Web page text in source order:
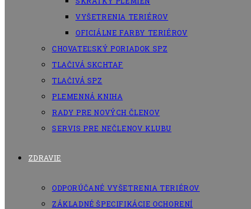
VYŠETRENIA TERIÉROV
OFICIÁLNE FARBY TERIÉROV
CHOVATEĽSKÝ PORIADOK SPZ
TLAČIVÁ SKCHTAF
TLAČIVÁ SPZ
PLEMENNÁ KNIHA
RADY PRE NOVÝCH ČLENOV
SERVIS PRE NEČLENOV KLUBU
ZDRAVIE
ODPORÚČANÉ VYŠETRENIA TERIÉROV
ZÁKLADNÉ ŠPECIFIKÁCIE OCHORENÍ